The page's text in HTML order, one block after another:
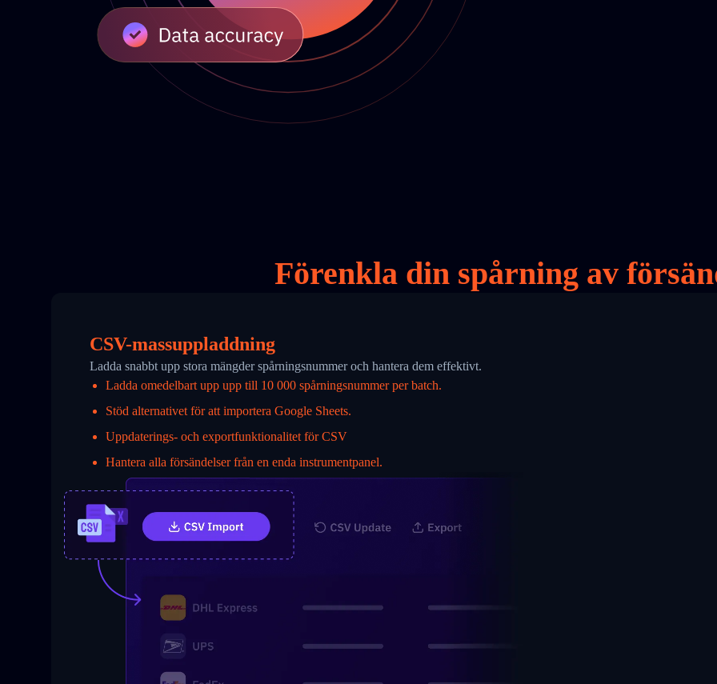
Förenkla din spårning av
CSV-massuppladdning
Ladda snabbt upp stora mängder spårningsnummer och hantera dem effektivt.
Ladda omedelbart upp upp till 10 000 spårningsnummer per batch.
Stöd alternativet för att importera Google Sheets.
Uppdaterings- och exportfunktionalitet för CSV
Hantera alla försändelser från en enda instrumentpanel.